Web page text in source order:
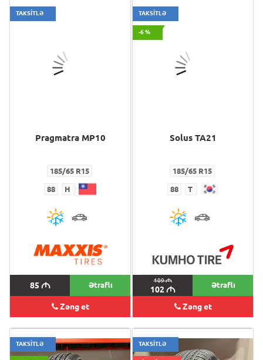
TAKSİTLƏ
Pragmatra MP10
185/65 R15
88 H
85 M Ətraflı
Zəng et
TAKSİTLƏ
-6 %
Solus TA21
185/65 R15
88 T
109M
102M Ətraflı
Zəng et
TAKSİTLƏ TAKSİTLƏ